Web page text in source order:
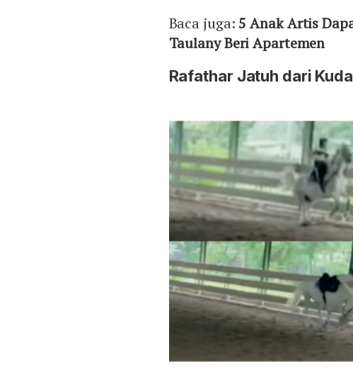
Baca juga:5 Anak Artis
Taulany Beri Apartemen
Rafathar Jatuh dari Kuda